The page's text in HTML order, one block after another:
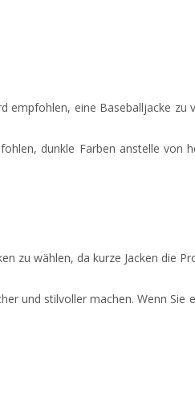
empfohlen, eine Baseballjacke zu
dunkle Farben anstelle von
zu wählen, da kurze Jacken die
und stilvoller machen. Wenn